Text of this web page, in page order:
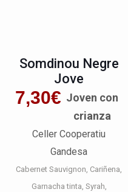
Somdinou Negre
Jove
7,30€ Joven con
crianza
Celler Cooperatiu
Gandesa
Cabernet Sauvignon Cariñena
Garnacha tinta Syrah